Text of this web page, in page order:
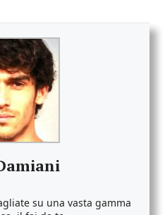
su una vasta gamma